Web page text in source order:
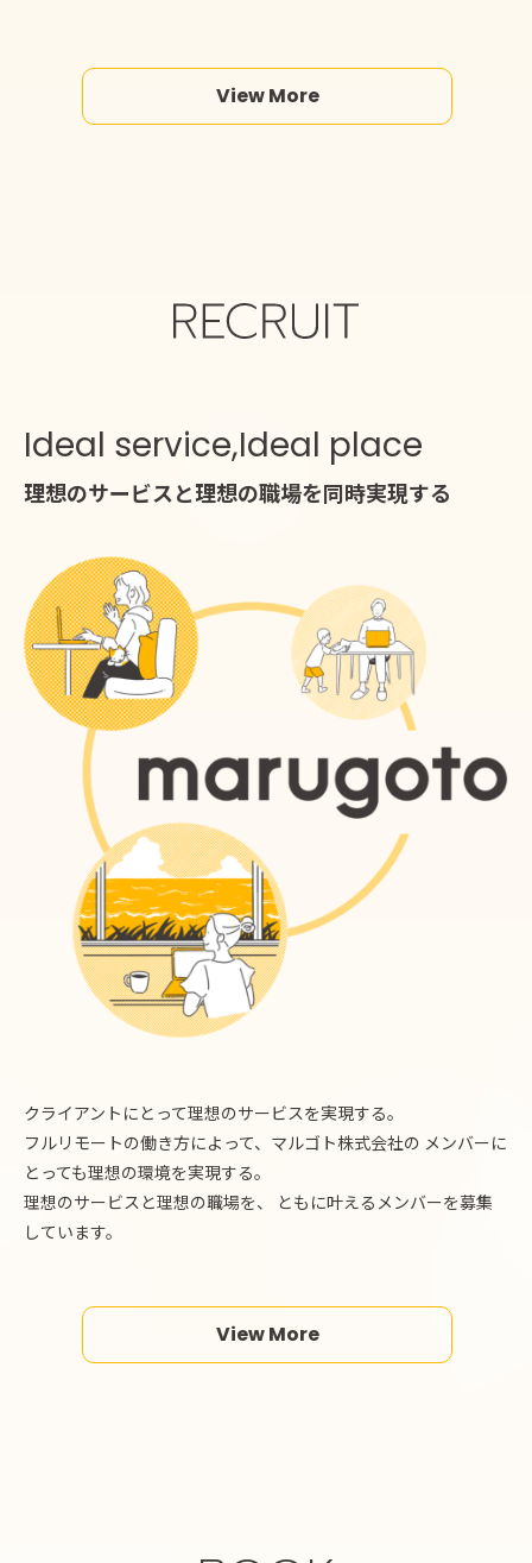
View More
Ideal service,Ideal place
理想のサービスと理想の職場を同時実現する
クライアントにとって理想のサービスを実現する。
フルリモートの働き方によって、マルゴト株式会社の メンバーに
とっても理想の環境を実現する。
理想のサービスと理想の職場を、
ともに叶えるメンバーを募集
しています。
View More